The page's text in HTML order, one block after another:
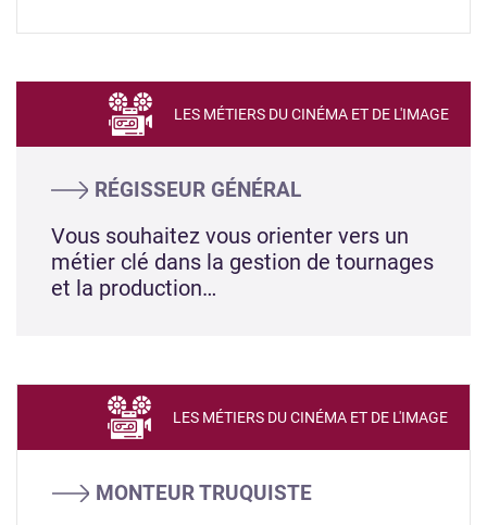
RÉGISSEUR GÉNÉRAL
LES MÉTIERS DU CINÉMA ET DE L'IMAGE
Vous souhaitez vous orienter vers un
métier clé dans la gestion de tournages
et la production…
MONTEUR TRUQUISTE
LES MÉTIERS DU CINÉMA ET DE L'IMAGE